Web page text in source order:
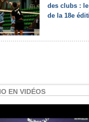
des clubs : le
de la 18e
EN VIDÉOS